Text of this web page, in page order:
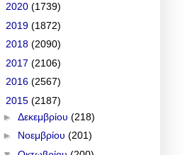
2020 (1739)
2019 (1872)
2018 (2090)
2017 (2106)
2016 (2567)
2015 (2187)
► Δεκεμβρίου (218)
► Νοεμβρίου (201)